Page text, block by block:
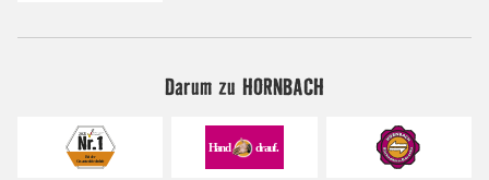
Darum zu HORNBACH